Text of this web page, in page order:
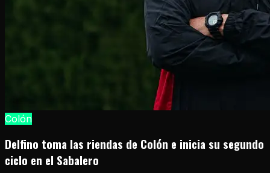
Colón
Delfino toma las riendas de Colón e inicia su segundo
ciclo en el Sabalero